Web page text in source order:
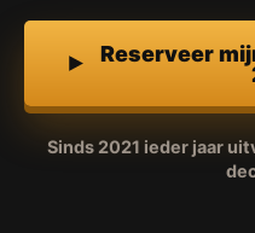
Reserveer
Sinds 2021 ieder jaar